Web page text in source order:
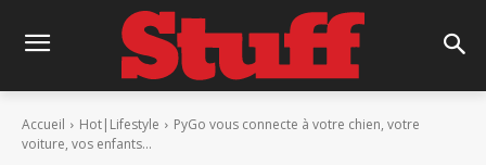
Accueil Hot|Lifestyle
PyGo vous connecte à votre chien, votre
voiture, vos enfants...